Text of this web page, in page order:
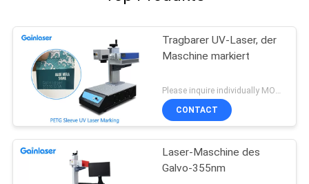
Tragbarer UV-Laser, der
Maschine markiert
Please inquire individually MOQ:1
CONTACT
Laser-Maschine des
Galvo-355nm